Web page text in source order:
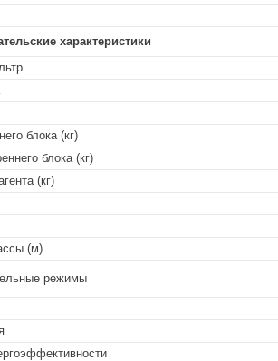
характеристики
блока (кг)
блока (кг)
(кг)
(м)
режимы